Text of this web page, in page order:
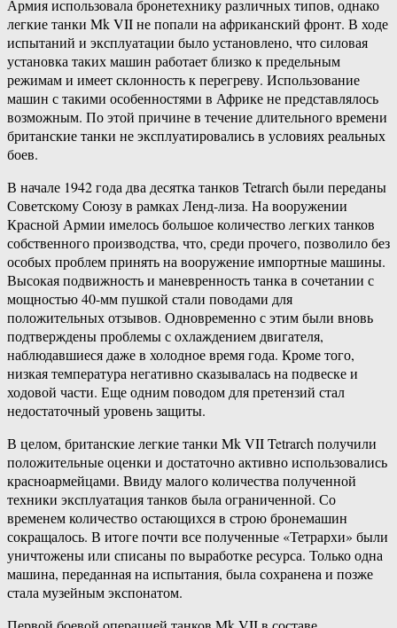
Армия использовала бронетехнику различных типов, однако
легкие танки Mk VII не попали на африканский фронт. В ходе
испытаний и эксплуатации было установлено, что силовая
установка таких машин работает близко к предельным
режимам и имеет склонность к перегреву. Использование
машин с такими особенностями в Африке не представлялось
возможным. По этой причине в течение длительного времени
британские танки не эксплуатировались в условиях реальных
боев.
В начале 1942 года два десятка танков Tetrarch были переданы
Советскому Союзу в рамках Ленд-лиза. На вооружении
Красной Армии имелось большое количество легких танков
собственного производства, что, среди прочего, позволило без
особых проблем принять на вооружение импортные машины.
Высокая подвижность и маневренность танка в сочетании с
мощностью 40-мм пушкой стали поводами для
положительных отзывов. Одновременно с этим были вновь
подтверждены проблемы с охлаждением двигателя,
наблюдавшиеся даже в холодное время года. Кроме того,
низкая температура негативно сказывалась на подвеске и
ходовой части. Еще одним поводом для претензий стал
недостаточный уровень защиты.
В целом, британские легкие танки Mk VII Tetrarch получили
положительные оценки и достаточно активно использовались
красноармейцами. Ввиду малого количества полученной
техники эксплуатация танков была ограниченной. Со
временем количество остающихся в строю бронемашин
сокращалось. В итоге почти все полученные «Тетрархи» были
уничтожены или списаны по выработке ресурса. Только одна
машина, переданная на испытания, была сохранена и позже
стала музейным экспонатом.